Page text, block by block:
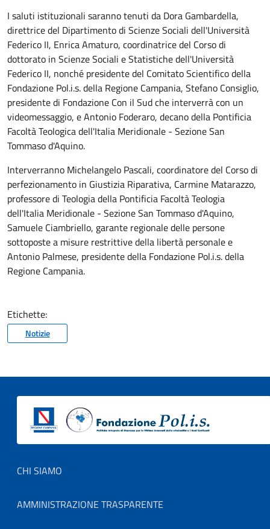
I saluti istituzionali saranno tenuti da Dora Gambardella,
direttrice del Dipartimento di Scienze Sociali dell'Università
Federico II, Enrica Amaturo, coordinatrice del Corso di
dottorato in Scienze Sociali e Statistiche dell'Università
Federico II, nonché presidente del Comitato Scientifico della
Fondazione Pol.i.s. della Regione Campania, Stefano Consiglio,
presidente di Fondazione Con il Sud che interverrà con un
videomessaggio, e Antonio Foderaro, decano della Pontificia
Facoltà Teologica dell'Italia Meridionale - Sezione San
Tommaso d'Aquino.
Interverranno Michelangelo Pascali, coordinatore del Corso di
perfezionamento in Giustizia Riparativa, Carmine Matarazzo,
professore di Teologia della Pontificia Facoltà Teologia
dell'Italia Meridionale - Sezione San Tommaso d'Aquino,
Samuele Ciambriello, garante regionale delle persone
sottoposte a misure restrittive della libertà personale e
Antonio Palmese, presidente della Fondazione Pol.i.s. della
Regione Campania.
Etichette:
Notizie
Footer menu
CHI SIAMO
AMMINISTRAZIONE TRASPARENTE